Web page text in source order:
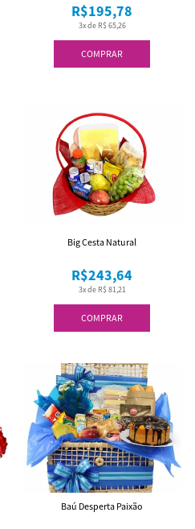
COMPRAR
3x de R$ 65,26
R$195,78
COMPRAR
3x de R$ 81,21
R$243,64
Big Cesta Natural
Baú Desperta Paixão